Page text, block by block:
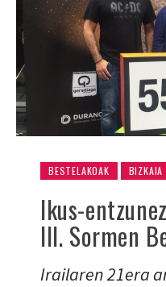
BESTELAKOAK BIZKAIA
Ikus-
III. Sormen
Irailaren 21era